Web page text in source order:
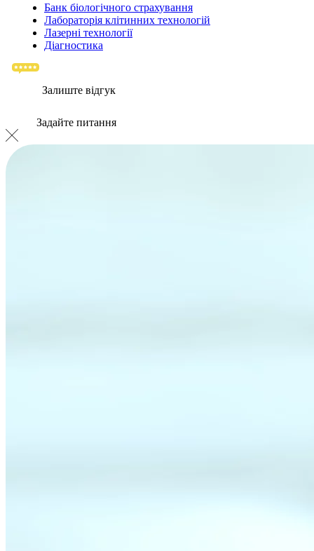
Банк бiологiчного страхування
Лабораторія клітинних технологій
Лазерні технології
Діагностика
Залиште відгук
Задайте питання